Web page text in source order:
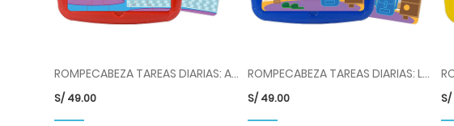
ROMPECABEZA TAREAS DIARIAS: ASEO PERSONAL ML354202
S/ 49.00
ROMPECABEZA TAREAS DIARIAS: LEVANTARSE ML354201
S/ 49.00 S/